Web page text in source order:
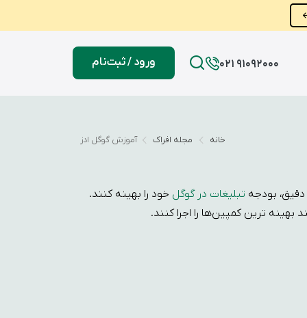
021 91092000 ورود / ثبت‌نام
خانه مجله افراک آموزش گوگل ادز
بودجه تبلیغات در گوگل خود را بهینه کنند.
ترین کمپین‌ها را اجرا کنند.